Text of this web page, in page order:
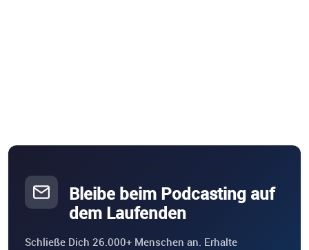
Bleibe beim Podcasting auf
dem Laufenden
Schließe Dich 26.000+ Menschen an. Erhalte